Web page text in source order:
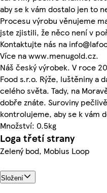
aby se k vám dostalo jen to
Procesu výrobu věnujeme
jste zjistili, že něco není v
Kontaktujte nás na
Více na www.menugold.cz.
Náš český výrobek. V roce
Food s.r.o. Rýže, luštěniny a
celého světa. Tady, na
dobře znáte. Suroviny
kontrolujeme, aby se k vám
Množství: 0.5kg
Loga třetí strany
Zelený bod, Mobius Loop
Složení